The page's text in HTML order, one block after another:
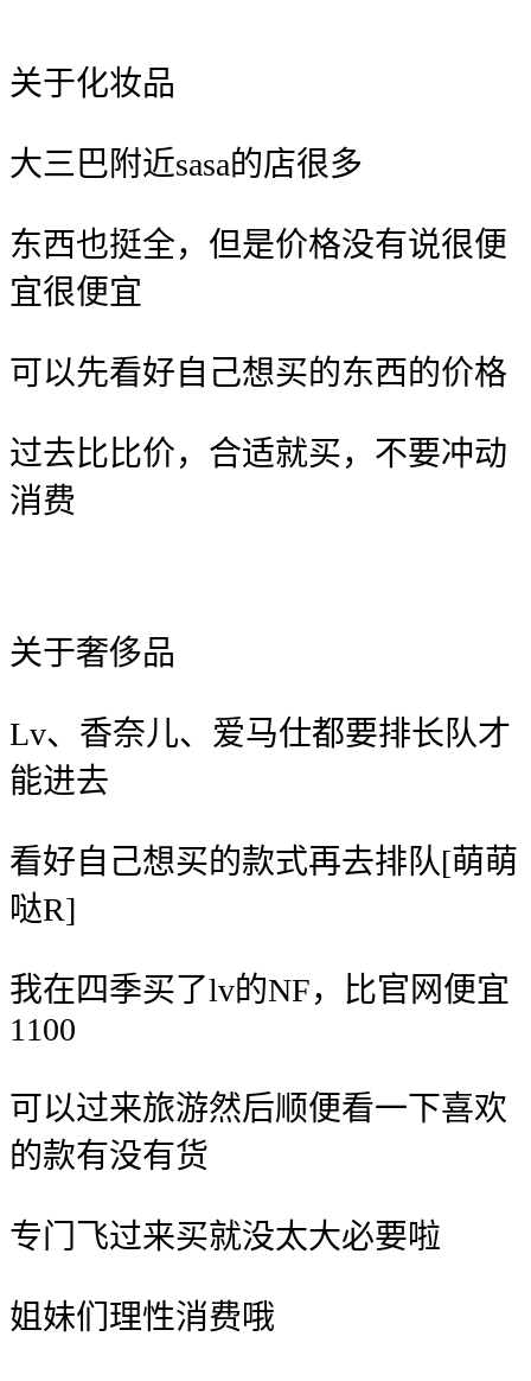
关于化妆品
大三巴附近sasa的店很多
东西也挺全， 但是价格没有说很便
宜很便宜
可以先看好自己想买的东西的价格
过去比比价，合适就买，不要冲动
消费
关于奢侈品
Lv、香奈儿、爱马仕都要排长队才
能进去
看好自己想买的款式再去排队[萌萌
哒R]
我在四季买了lv的NF，比官网便宜
1100
可以过来旅游然后顺便看一下喜欢
的款有没有货
专门飞过来买就没太大必要啦
姐妹们理性消费哦